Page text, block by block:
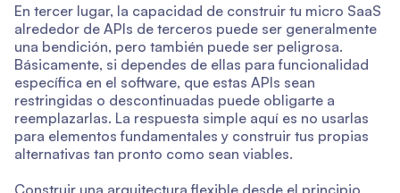
En tercer lugar, la capacidad de construir tu micro SaaS
alrededor de APIs de terceros puede ser generalmente
una bendición, pero también puede ser peligrosa.
Básicamente, si dependes de ellas para funcionalidad
específica en el software, que estas APIs sean
restringidas o descontinuadas puede obligarte a
reemplazarlas. La respuesta simple aquí es no usarlas
para elementos fundamentales y construir tus propias
alternativas tan pronto como sean viables.
Construir una arquitectura flexible desde el principio